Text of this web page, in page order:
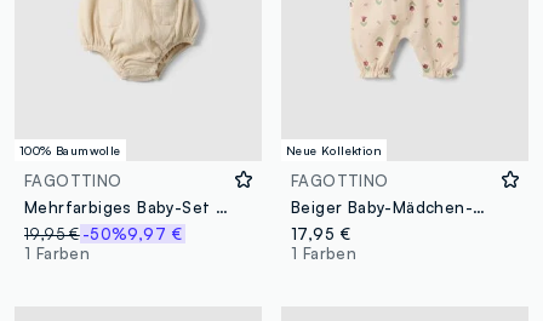
100% Baumwolle
FAGOTTINO
Mehrfarbiges Baby-Set aus reiner Baumwolle mit Rüschen
19,95 €-50%9,97 €
1 Farben
Neue Kollektion
FAGOTTINO
Beiger Baby-Mädchen-Strampler aus reiner Bio-Baumwolle mit Blumenprint
17,95 €
1 Farben